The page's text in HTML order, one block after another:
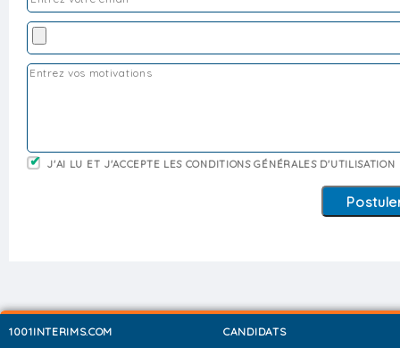
J'AI LU ET J'ACCEPTE LES CONDITIONS GÉNÉRALES D'UTILISATION
1001INTERIMS.COM
CANDIDATS